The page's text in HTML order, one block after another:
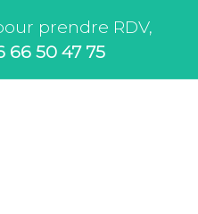
prendre RDV,
66 50 47 75